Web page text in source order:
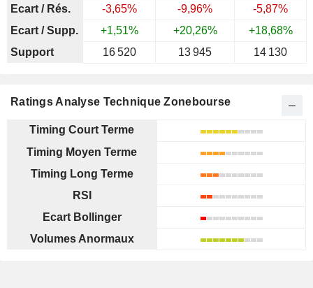
Ecart / Rés.
-3,65% -9,96%
-5,87%
Ecart / Supp.
+1,51% +20,26%
+18,68%
Support
16 520 13 945 14 130
Ratings Analyse Technique Zonebourse
Timing Court Terme
Timing Moyen Terme
Timing Long Terme
RSI
Ecart Bollinger
Volumes Anormaux